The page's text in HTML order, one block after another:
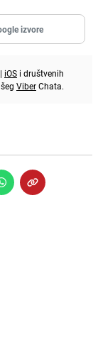
izvore
| iOS i društvenih
ViberChata.